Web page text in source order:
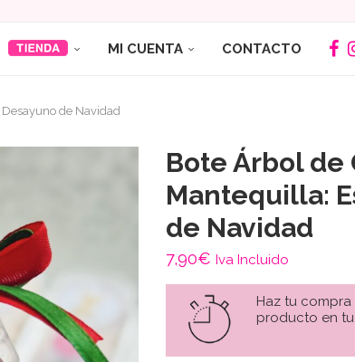
MI CUENTA CONTACTO
de Navidad
Bote Árbol de
Mantequilla:
de Navidad
7,90€ Iva Incluido
Haz tu
producto en